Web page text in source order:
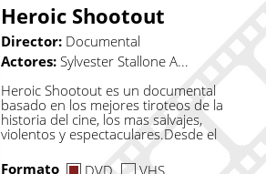
Heroic Shootout
Director: Documental
Actores: Sylvester Stallone A...
Heroic Shootout es un documental
basado en los mejores tiroteos de la
historia del cine, los mas salvajes,
violentos y espectaculares.Desde el
maestro...
Formato